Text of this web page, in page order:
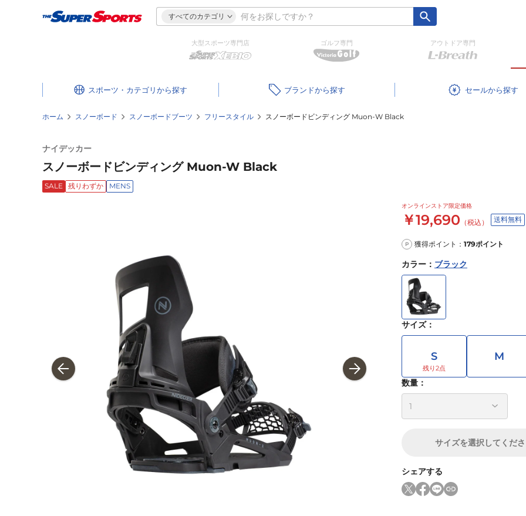
すべてのカテゴリ
大型スポーツ専門店 ゴルフ専門 アウトドア専門
スポーツ・カテゴリ ブランド セール
ホーム スノーボード スノーボードブーツ フリースタイル スノーボードビンディング Muon-W Black
ナイデッカー
スノーボードビンディング Muon-W Black
SALE 残りわずか MENS
オンラインストア限定価格
￥19,690 （税込） 送料無料
P 獲得ポイント： 179ポイント
カラー ： ブラック
サイズ：
S M
数量：
サイズを選択してくだ
シェアする